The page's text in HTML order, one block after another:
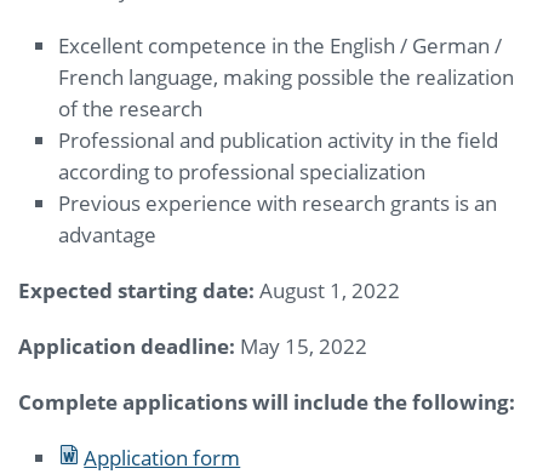
Excellent competence in the English / German /
French language, making possible the realization
of the research
Professional and publication activity in the field
according to professional specialization
Previous experience with research grants is an
advantage
Expected starting date: August 1, 2022
Application deadline: May 15, 2022
Complete applications will include the following:
Application form